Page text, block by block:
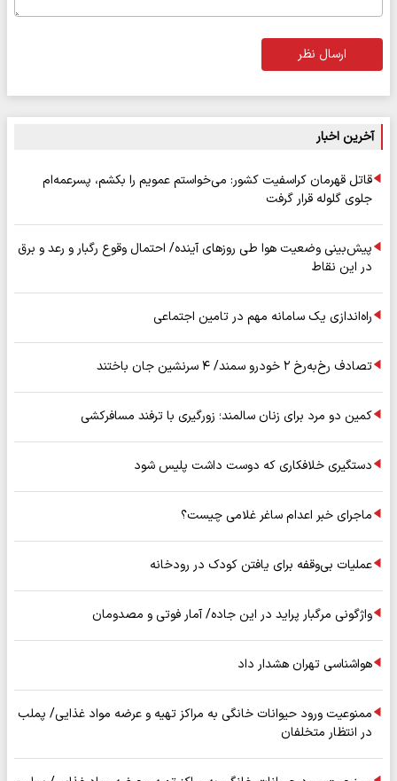
ارسال نظر
آخرین اخبار
قاتل قهرمان کراسفیت کشور: می‌خواستم عمویم را بکشم، پسرعمه‌ام
جلوی گلوله قرار گرفت
پیش‌بینی وضعیت هوا طی روزهای آینده/ احتمال وقوع رگبار و رعد و برق
در این نقاط
راه‌اندازی یک سامانه مهم در تامین اجتماعی
تصادف رخ‌به‌رخ ۲ خودرو سمند/ ۴ سرنشین جان باختند
کمین دو مرد برای زنان سالمند؛ زورگیری با ترفند مسافرکشی
دستگیری خلافکاری که دوست داشت پلیس شود
ماجرای خبر اعدام ساغر غلامی چیست؟
عملیات بی‌وقفه برای یافتن کودک در رودخانه
واژگونی مرگبار پراید در این جاده/ آمار فوتی و مصدومان
هواشناسی تهران هشدار داد
ممنوعیت ورود حیوانات خانگی به مراکز تهیه و عرضه مواد غذایی/ پملب
در انتظار متخلفان